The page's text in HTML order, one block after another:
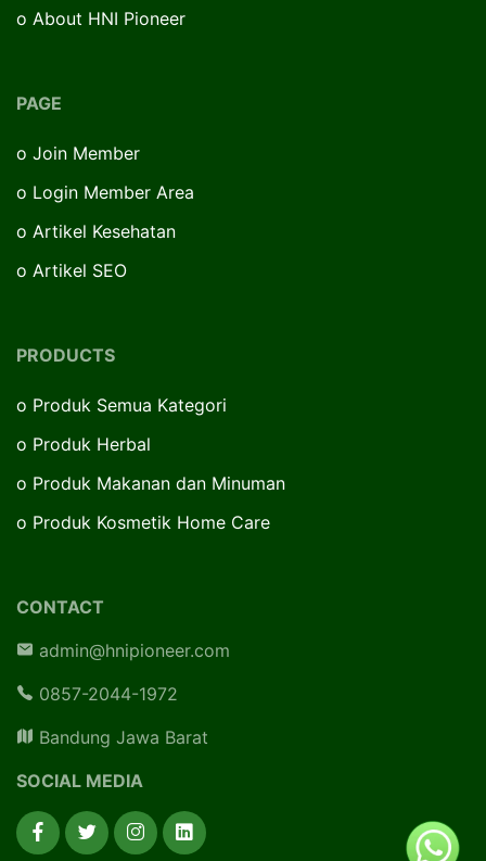
o About HNI Pioneer
PAGE
o Join Member
o Login Member Area
o Artikel Kesehatan
o Artikel SEO
PRODUCTS
o Produk Semua Kategori
o Produk Herbal
o Produk Makanan dan Minuman
o Produk Kosmetik Home Care
CONTACT
admin@hnipioneer.com
0857-2044-1972
Bandung Jawa Barat
SOCIAL MEDIA